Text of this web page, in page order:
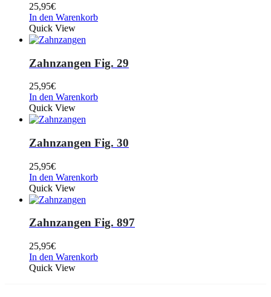
25,95€
In den Warenkorb
Quick View
Zahnzangen Fig. 29
25,95€
In den Warenkorb
Quick View
Zahnzangen Fig. 30
25,95€
In den Warenkorb
Quick View
Zahnzangen Fig. 897
25,95€
In den Warenkorb
Quick View